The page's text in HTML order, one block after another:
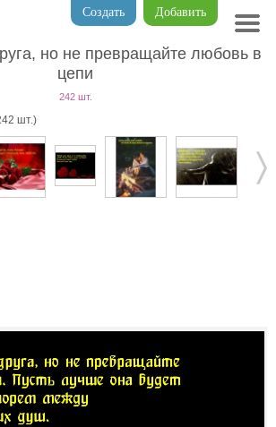
Добавить
Создать
но не превращайте любовь в
цепи
242 шт.
шт.)